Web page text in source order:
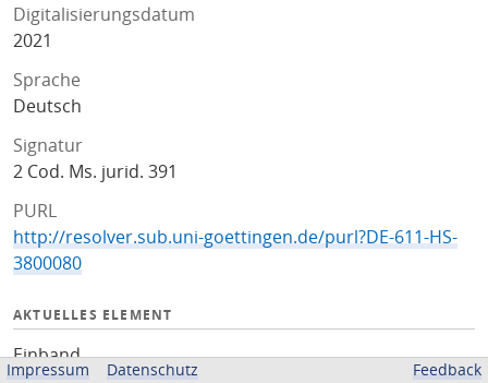
Digitalisierungsdatum
2021
Sprache
Deutsch
Signatur
2 Cod. Ms. jurid. 391
PURL
http://resolver.sub.uni-goettingen.de/purl?DE-611-HS-
3800080
AKTUELLES ELEMENT
Einband
Impressum Datenschutz Feedback